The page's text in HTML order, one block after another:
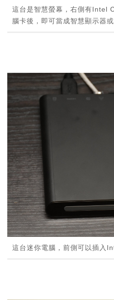
這台是智慧螢幕，右側有Intel
腦卡後，即可當成智慧顯示器
這台迷你電腦，前側可以插入